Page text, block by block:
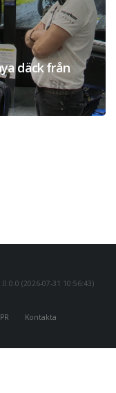
däck från
(2026-07-31 10:56:43)
Kontakta